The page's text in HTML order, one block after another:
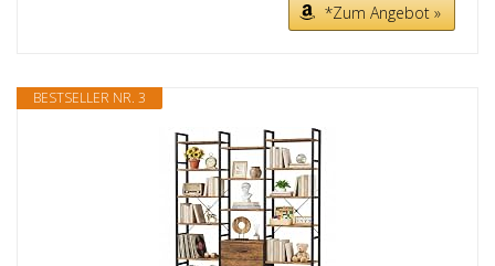
*Zum Angebot »
BESTSELLER NR. 3